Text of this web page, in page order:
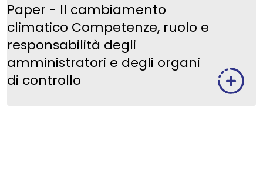
Paper - Il cambiamento
climatico Competenze, ruolo e
responsabilità degli
amministratori e degli organi
di controllo